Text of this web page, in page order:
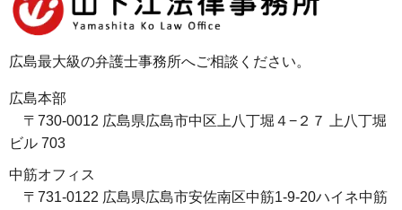
広島最大級の弁護士事務所へご相談ください。
広島本部
〒730-0012 広島県広島市中区上八丁堀４−２７ 上八丁堀
ビル 703
中筋オフィス
〒731-0122 広島県広島市安佐南区中筋1-9-20ハイネ中筋